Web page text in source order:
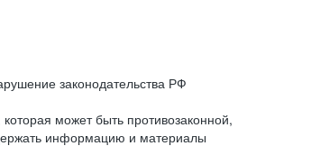
законодательства РФ
может быть противозаконной,
информацию и материалы